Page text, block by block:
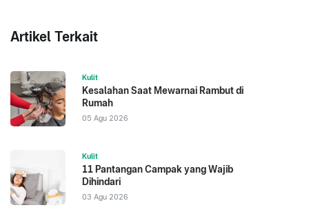
Artikel Terkait
Kulit
Kesalahan Saat Mewarnai Rambut di
Rumah
05 Agu 2026
Kulit
11 Pantangan Campak yang Wajib
Dihindari
03 Agu 2026